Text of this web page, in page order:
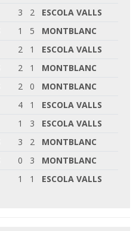
3 2
ESCOLA VALLS
1 5
MONTBLANC
2 1
ESCOLA VALLS
2 1
MONTBLANC
2 0
MONTBLANC
4 1
ESCOLA VALLS
1 3
ESCOLA VALLS
3 2
MONTBLANC
0 3
MONTBLANC
1 1 ESCOLA VALLS